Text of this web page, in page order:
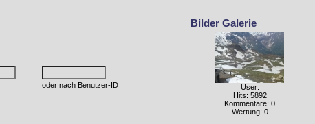
oder nach Benutzer-ID
Bilder Galerie
User:
Hits: 5892
Kommentare: 0
Wertung: 0